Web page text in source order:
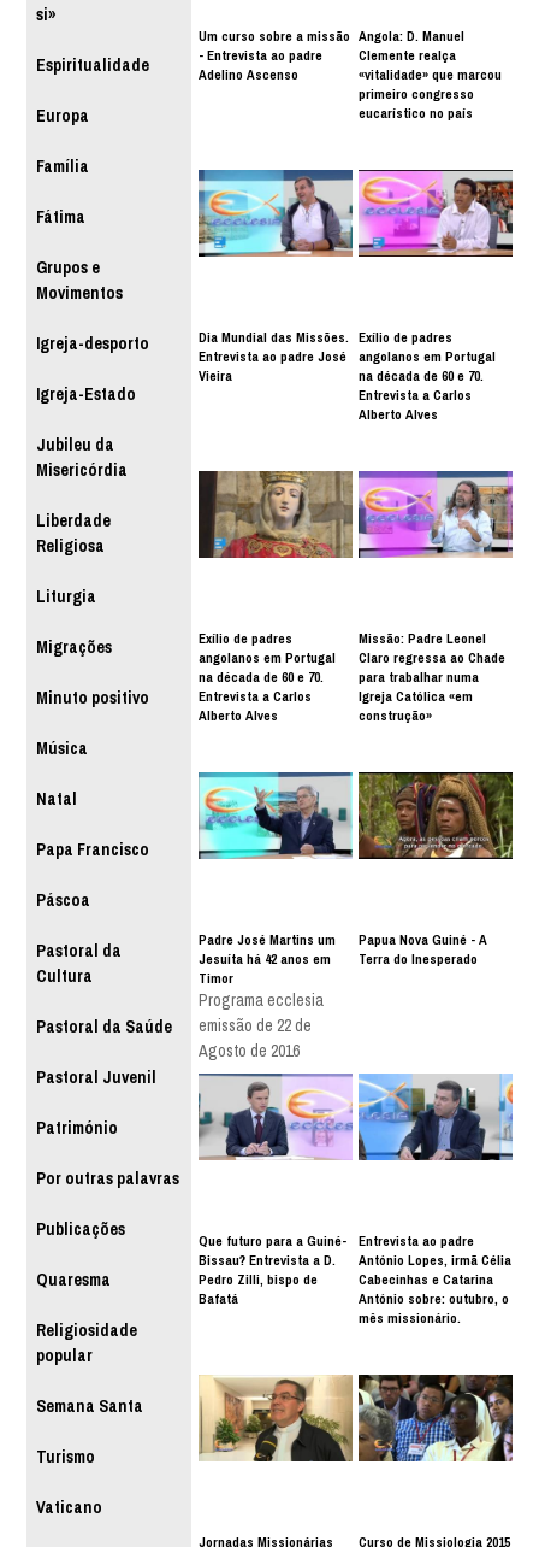
si»
Espiritualidade
Europa
Família
Fátima
Grupos e
Movimentos
Igreja-desporto
Igreja-Estado
Jubileu da
Misericórdia
Liberdade
Religiosa
Liturgia
Migrações
Minuto positivo
Música
Natal
Papa Francisco
Páscoa
Pastoral da
Cultura
Pastoral da Saúde
Pastoral Juvenil
Património
Por outras palavras
Publicações
Quaresma
Religiosidade
popular
Semana Santa
Turismo
Vaticano
Um curso sobre a missão
- Entrevista ao padre
Adelino Ascenso
Angola: D. Manuel
Clemente realça
«vitalidade» que marcou
primeiro congresso
eucarístico no país
Dia Mundial das Missões.
Entrevista ao padre José
Vieira
Exílio de padres
angolanos em Portugal
na década de 60 e 70.
Entrevista a Carlos
Alberto Alves
Exílio de padres
angolanos em Portugal
na década de 60 e 70.
Entrevista a Carlos
Alberto Alves
Missão: Padre Leonel
Claro regressa ao Chade
para trabalhar numa
Igreja Católica «em
construção»
Padre José Martins um
Jesuíta há 42 anos em
Timor
Programa ecclesia
emissão de 22 de
Agosto de 2016
Papua Nova Guiné - A
Terra do Inesperado
Que futuro para a Guiné-
Bissau? Entrevista a D.
Pedro Zilli, bispo de
Bafatá
Entrevista ao padre
António Lopes, irmã Célia
Cabecinhas e Catarina
António sobre: outubro, o
mês missionário.
Jornadas Missionárias Curso de Missiologia 2015